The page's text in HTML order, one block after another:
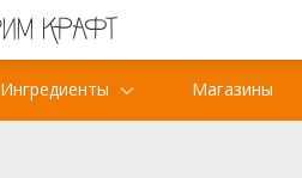
Ингредиенты Магазины